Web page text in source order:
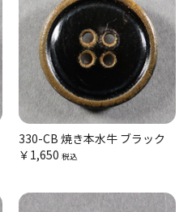
330-CB 焼き本水牛 ブラック
￥1,650 税込